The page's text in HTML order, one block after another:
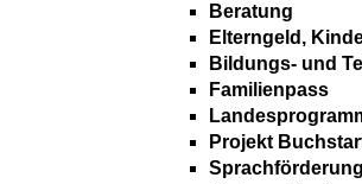
Beratung
Elterngeld,
Bildungs- und
Familienpass
Projekt
Sprachförderung